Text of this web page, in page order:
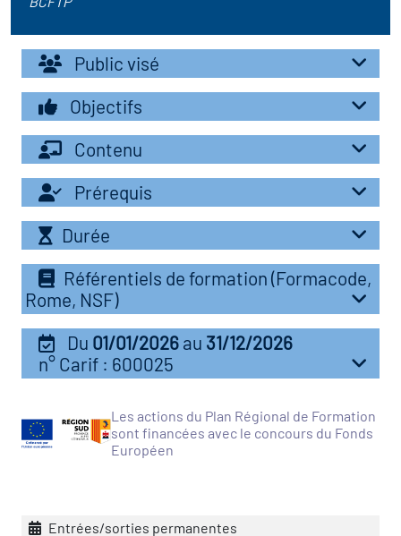
les métiers
clés métiers et
lieu d'information ou
des métiers en
des transitions
de l'Economie
Solidaire (ESS)
du secteur sanitaire
de l'Industrie
emploi-formation
des secteurs
Public visé
Objectifs
Contenu
Prérequis
Durée
Référentiels de formation (Formacode,
Rome, NSF)
Du 01/01/2026 au 31/12/2026
n° Carif : 600025
Les actions du Plan Régional de Formation
sont financées avec le concours du Fonds
Européen
Entrées/sorties permanentes